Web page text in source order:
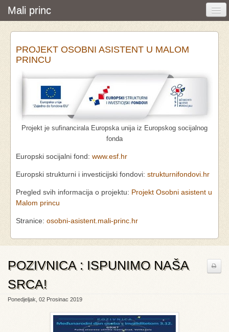
Mali princ
Početna
Vijesti i događanja
Udruga
Pretraživanje
PROJEKT OSOBNI ASISTENT U MALOM
PRINCU
Projekt je sufinancirala Europska unija iz Europskog socijalnog
fonda
Europski socijalni fond: www.esf.hr
Europski strukturni i investicijski fondovi: strukturnifondovi.hr
Pregled svih informacija o projektu: Projekt Osobni asistent u
Malom princu
Stranice: osobni-asistent.mali-princ.hr
POZIVNICA : ISPUNIMO NAŠA
SRCA!
Ponedjeljak, 02 Prosinac 2019